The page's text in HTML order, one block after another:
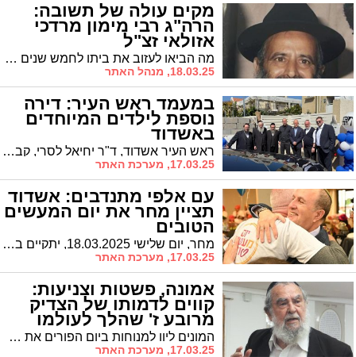
מקים עולה של תשובה:
הרה"ג רבי מימון מרדכי
אזולאי זצ"ל
מה הביאו לעזוב את ביתו לחמש שנים ללמוד באנגליה? | מה חיפש הרב זצ"ל בבתי סוהר? | היכן נמצא עובד הנמל הבכיר לאחר שנעלם? | המרא דאתרא הגר"ח פינטו: "יהודי שיש לו הרבה זכויות בזיכוי הרבים בעיר"
18.03.25, מנהל האתר
במעמד ראש העיר: דירה
נוספת לילדים המיוחדים
באשדוד
ראש העיר אשדוד, ד"ר יחיאל לסרי, קבע את המזוזה בדירה החדשה של 'צהר הלב' והצדיע: "זכינו בכם העיר אשדוד"
17.03.25, מערכת האתר
עם אלפי מתנדבים: אשדוד
תציין מחר את יום המעשים
הטובים
מחר, יום שלישי 18.03.2025, יתקיים בעיר יום המעשים הטובים, במסגרתו יופעלו 143 פרויקטים קהילתיים בהשתתפות כ-32,000 מתנדבים מכל שכבות האוכלוסייה
17.03.25, מערכת האתר
אמונה, פשטות וצניעות:
קווים לדמותו של הצדיק
מרובע ז' שהלך לעולמו
ביום הפורים המונים ליוו למנוחות ביום הפורים את מוקיר ורחים רבנן איש החסד רבי יוסף בן נון זצ"ל מרובע ז' שהלך לעולמו בגיל 94. מדוע הבבא חאקי זצוק"ל נתן לו ספר תורה? ומה הבטיח לו הרה"צ רבי חיים פינטו השני זצ"ל? קווים לדמותו של הצדיק הנסתר
17.03.25, מערכת האתר